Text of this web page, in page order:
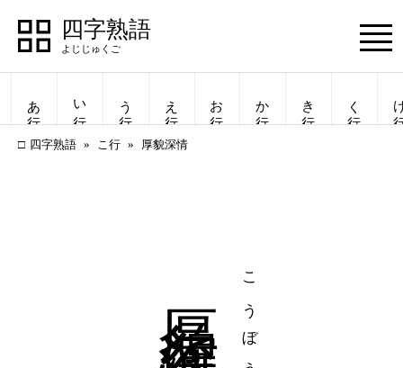
四字熟語
四字熟語
Menu
あ行 い行 う行 え行 お行 か行 き行 く行
四字熟語 こ行 厚貌深情
四字熟語